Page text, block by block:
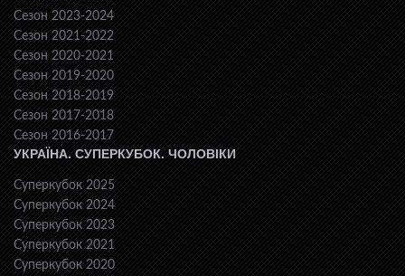
Сезон 2023-2024
Сезон 2021-2022
Сезон 2020-2021
Сезон 2019-2020
Сезон 2018-2019
Сезон 2017-2018
Сезон 2016-2017
УКРАЇНА. СУПЕРКУБОК. ЧОЛОВІКИ
Суперкубок 2025
Суперкубок 2024
Суперкубок 2023
Суперкубок 2021
Суперкубок 2020